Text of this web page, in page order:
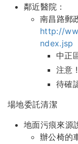
鄰近醫院：
南昌路郵
http://
ndex.jsp
中正
注意
待確
場地委託清潔
地面污痕來源
辦公椅的